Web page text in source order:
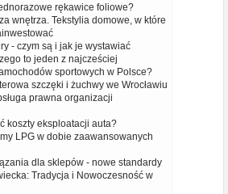
rękawice foliowe?
wnętrza. Tekstylia domowe, w które
- czym są i jak je wystawiać
to jeden z najcześciej
sportowych w Polsce?
szczęki i żuchwy we Wrocławiu
prawna organizacji
koszty eksploatacji auta?
LPG w dobie zaawansowanych
dla sklepów - nowe standardy
Tradycja i Nowoczesność w